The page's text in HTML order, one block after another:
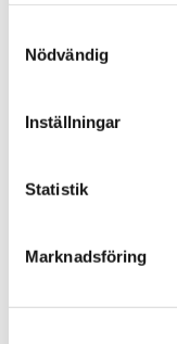
Nödvändig
Inställningar
Statistik
Marknadsföring
Varumärken /